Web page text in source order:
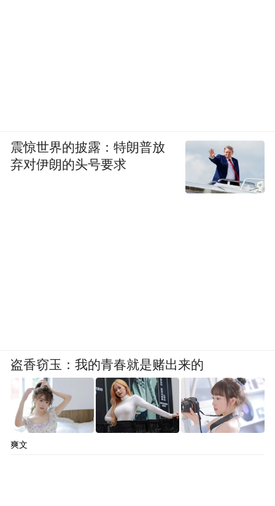
震惊世界的披露：特朗普放
弃对伊朗的头号要求
盗香窃玉：我的青春就是赌出来的
爽文